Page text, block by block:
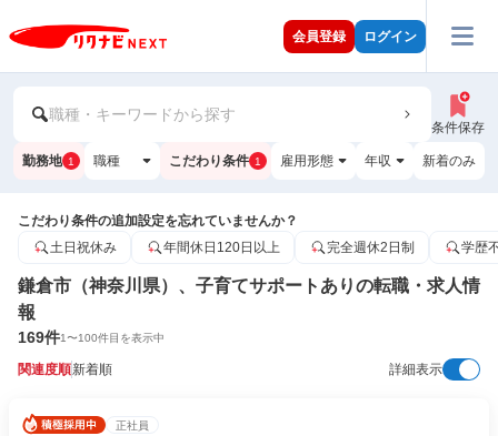
会員登録 ログイン
職種・キーワードから探す
条件保存
勤務地 1 職種 こだわり条件 1 雇用形態 年収 新着のみ
こだわり条件の追加設定を忘れていませんか？
土日祝休み
年間休日120日以上 完全週休2日制 学歴
鎌倉市（神奈川県）、子育てサポートありの転職・求人情
報
169件1〜100件目を表示中
関連度順新着順 詳細表示
正社員